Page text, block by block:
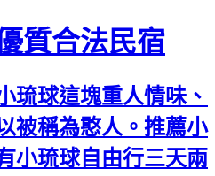
質合法民宿
琉球這塊重人情味、
被稱為憨人。推薦小
小琉球自由行三天兩